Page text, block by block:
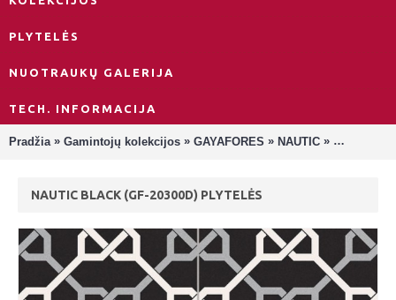
PLYTELĖS
NUOTRAUKŲ GALERIJA
TECH. INFORMACIJA
Pradžia » Gamintojų kolekcijos » GAYAFORES » NAUTIC » Nautic
NAUTIC BLACK (GF-20300D) PLYTELĖS